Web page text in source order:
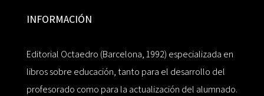
INFORMACIÓN
Editorial Octaedro (Barcelona, 1992) especializada en
libros sobre educación, tanto para el desarrollo del
profesorado como para la actualización del alumnado.